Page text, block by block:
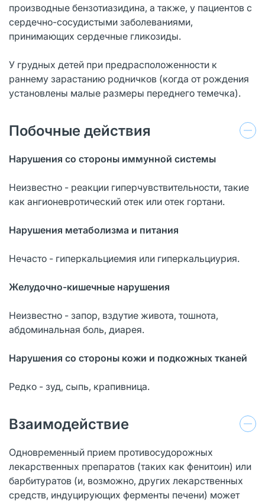
производные бензотиазидина, а также, у пациентов с
сердечно-сосудистыми заболеваниями,
принимающих сердечные гликозиды.
У грудных детей при предрасположенности к
раннему зарастанию родничков (когда от рождения
установлены малые размеры переднего темечка).
Побочные действия
Нарушения со стороны иммунной системы
Неизвестно - реакции гиперчувствительности, такие
как ангионевротический отек или отек гортани.
Нарушения метаболизма и питания
Нечасто - гиперкальциемия или гиперкальциурия.
Желудочно-кишечные нарушения
Неизвестно - запор, вздутие живота, тошнота,
абдоминальная боль, диарея.
Нарушения со стороны кожи и подкожных тканей
Редко - зуд, сыпь, крапивница.
Взаимодействие
Одновременный прием противосудорожных
лекарственных препаратов (таких как фенитоин) или
барбитуратов (и, возможно, других лекарственных
средств, индуцирующих ферменты печени) может